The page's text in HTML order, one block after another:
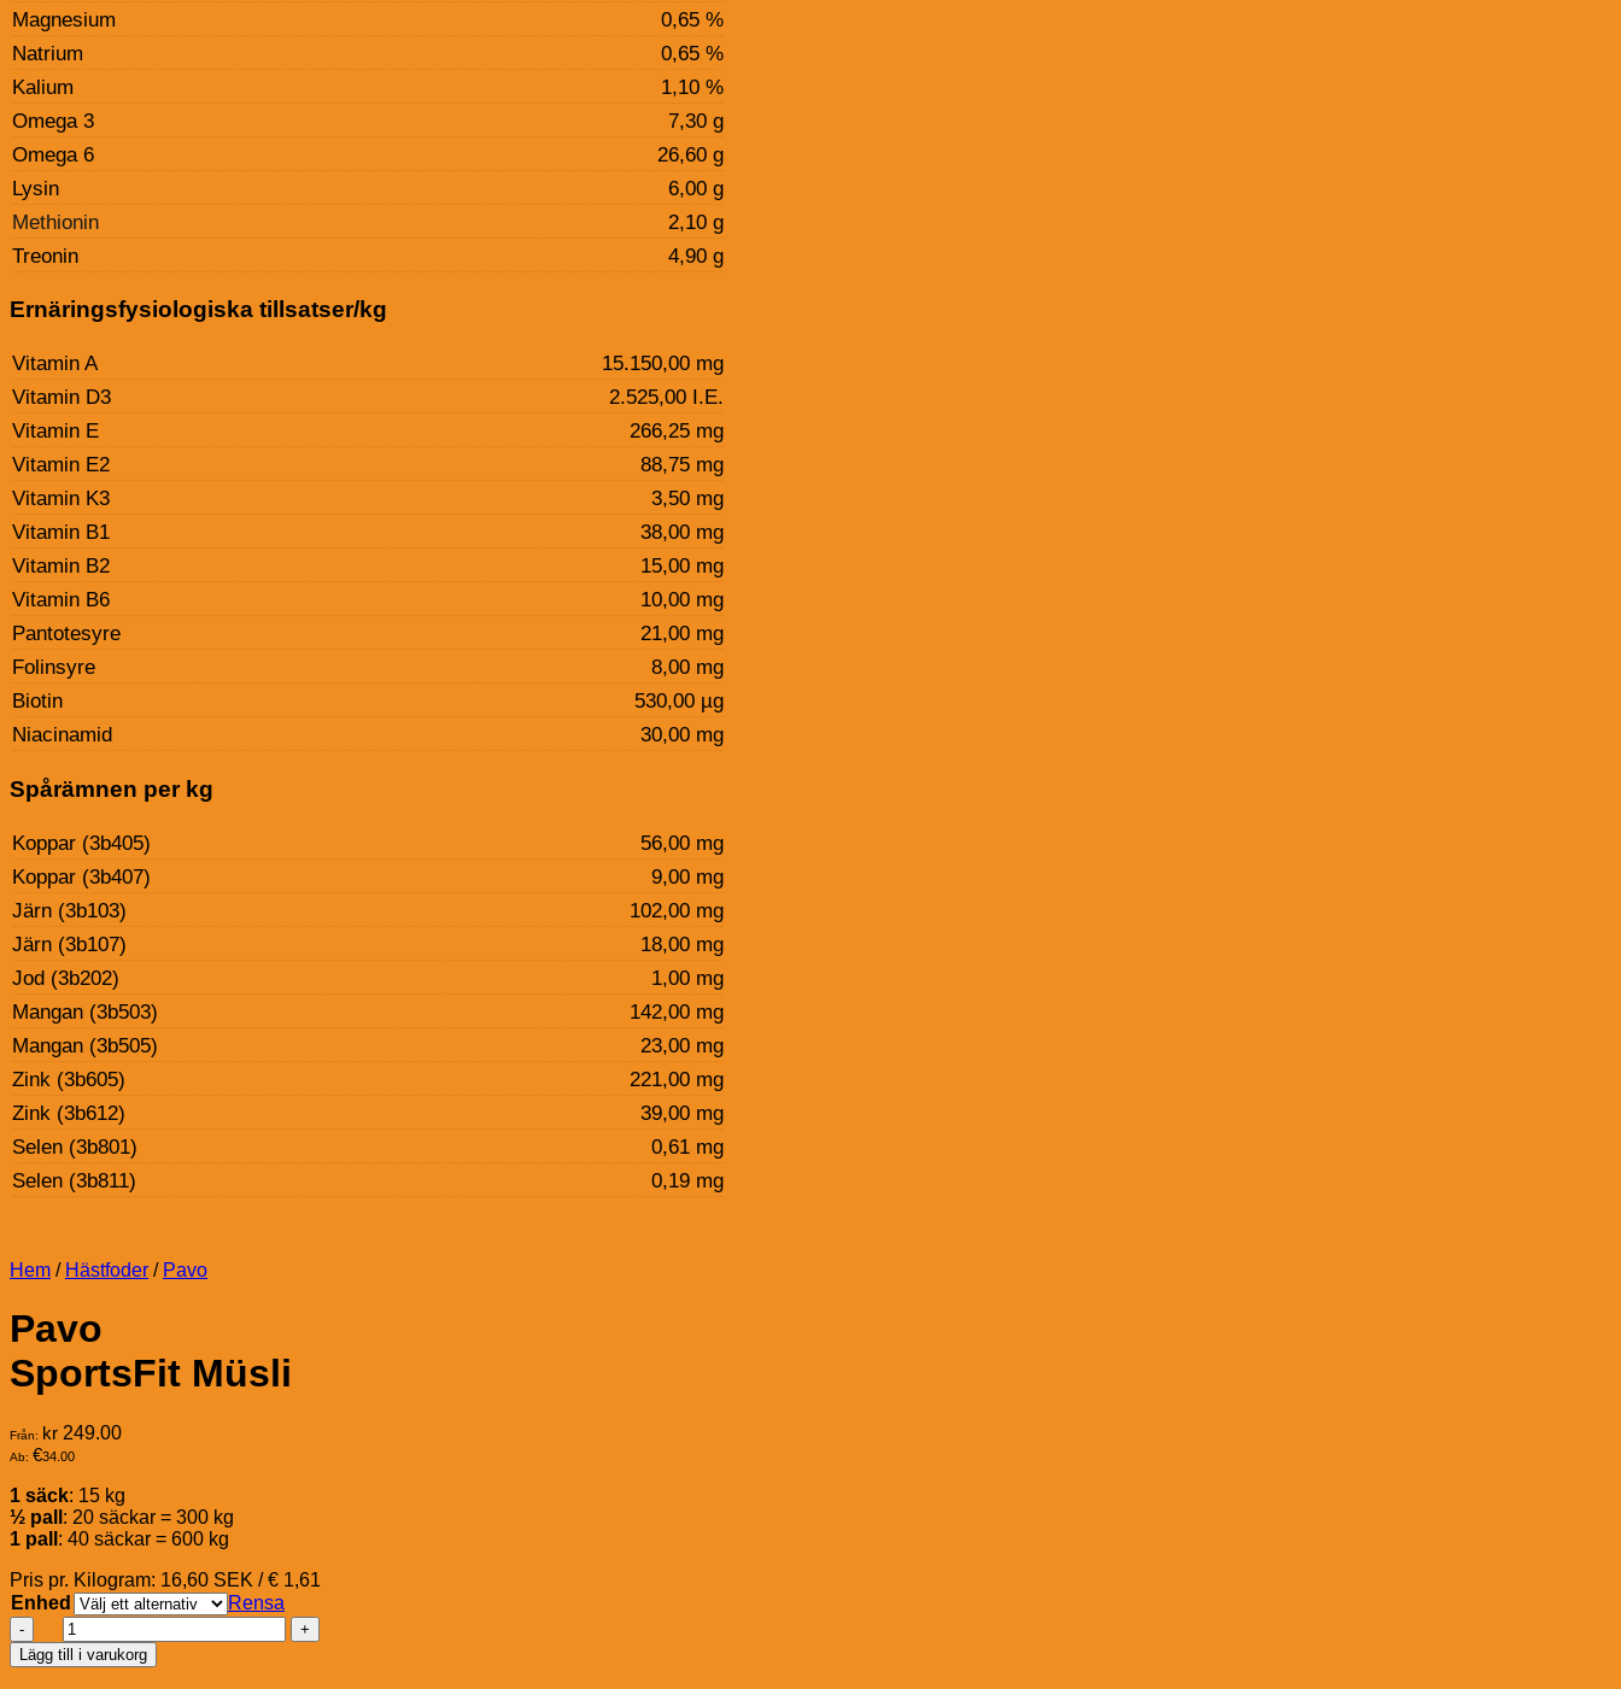
Magnesium
0,65 %
Natrium
0,65 %
Kalium
1,10 %
Omega 3
7,30 g
Omega 6
26,60 g
Lysin
6,00 g
Methionin
2,10 g
Treonin
4,90 g
Ernäringsfysiologiska tillsatser/kg
Vitamin A
15.150,00 mg
Vitamin D3
2.525,00 I.E.
Vitamin E
266,25 mg
Vitamin E2
88,75 mg
Vitamin K3
3,50 mg
Vitamin B1
38,00 mg
Vitamin B2
15,00 mg
Vitamin B6
10,00 mg
Pantotesyre
21,00 mg
Folinsyre
8,00 mg
Biotin
530,00 µg
Niacinamid
30,00 mg
Spårämnen per kg
Koppar (3b405)
56,00 mg
Koppar (3b407)
9,00 mg
Järn (3b103)
102,00 mg
Järn (3b107)
18,00 mg
Jod (3b202)
1,00 mg
Mangan (3b503)
142,00 mg
Mangan (3b505)
23,00 mg
Zink (3b605)
221,00 mg
Zink (3b612)
39,00 mg
Selen (3b801)
0,61 mg
Selen (3b811)
0,19 mg
Hem / Hästfoder / Pavo
Pavo
SportsFit Müsli
Från: kr 249.00
Ab: €34.00
1 säck: 15 kg
½ pall : 20 säckar = 300 kg
1 pall : 40 säckar = 600 kg
Pris pr. Kilogram: 16,60 SEK / € 1,61
Enhed
Rensa
Pavo
SportsFit
Müsli
Lägg till i varukorg